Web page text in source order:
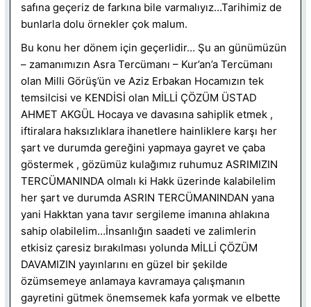
safına geçeriz de farkına bile varmalıyız…Tarihimiz de
bunlarla dolu örnekler çok malum.
Bu konu her dönem için geçerlidir… Şu an günümüzün
– zamanımızın Asra Tercümanı – Kur’an’a Tercümanı
olan Milli Görüş’ün ve Aziz Erbakan Hocamızın tek
temsilcisi ve KENDİSİ olan MİLLİ ÇÖZÜM ÜSTAD
AHMET AKGÜL Hocaya ve davasına sahiplik etmek ,
iftiralara haksızlıklara ihanetlere hainliklere karşı her
şart ve durumda gereğini yapmaya gayret ve çaba
göstermek , gözümüz kulağımız ruhumuz ASRIMIZIN
TERCÜMANINDA olmalı ki Hakk üzerinde kalabilelim
her şart ve durumda ASRIN TERCÜMANINDAN yana
yani Hakktan yana tavır sergileme imanına ahlakına
sahip olabilelim…İnsanlığın saadeti ve zalimlerin
etkisiz çaresiz bırakılması yolunda MİLLİ ÇÖZÜM
DAVAMIZIN yayınlarını en güzel bir şekilde
özümsemeye anlamaya kavramaya çalışmanın
gayretini gütmek önemsemek kafa yormak ve elbette